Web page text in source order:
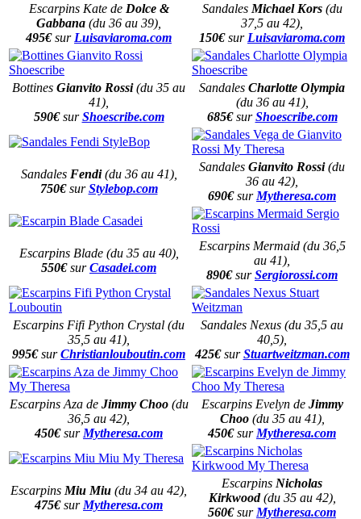
Escarpins Kate deDolce &
Gabbana (du 36 au 39),
495€sur Luisaviaroma.com
Sandales Michael Kors(du
37,5 au 42),
150€sur Luisaviaroma.com
Bottines Gianvito Rossi(du 35 au
41),
590€surShoescribe.com
Sandales Charlotte Olympia
(du 36 au 41),
685€surShoescribe.com
SandalesFendi(du 36 au 41),
750€surStylebop.com
Sandales Gianvito Rossi(du
36 au 42),
690€sur Mytheresa.com
Escarpins Blade (du 35 au 40),
550€surCasadei.com
Escarpins Mermaid (du 36,5
au 41),
890€sur Sergiorossi.com
Escarpins Fifi Python Crystal (du
35,5 au 41),
995€surChristianlouboutin.com
Sandales Nexus (du 35,5 au
40,5),
425€surStuartweitzman.com
Escarpins Aza de Jimmy Choo(du
36,5 au 42),
450€sur Mytheresa.com
Escarpins Evelyn de Jimmy
Choo(du 35 au 41),
450€sur Mytheresa.com
Escarpins Miu Miu (du 34 au 42),
475€sur Mytheresa.com
Escarpins Nicholas
Kirkwood(du 35 au 42),
560€sur Mytheresa.com